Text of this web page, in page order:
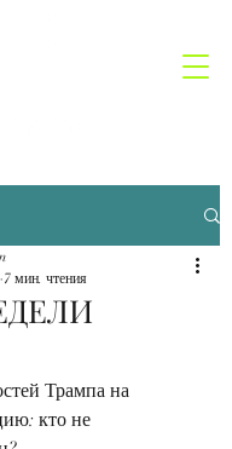
7 мин. чтения
Трампа на
кто не